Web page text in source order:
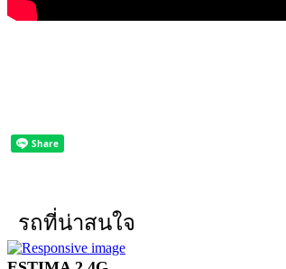
รถที่น่าสนใจ